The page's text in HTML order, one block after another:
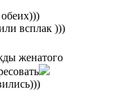
всплак )))
женатого